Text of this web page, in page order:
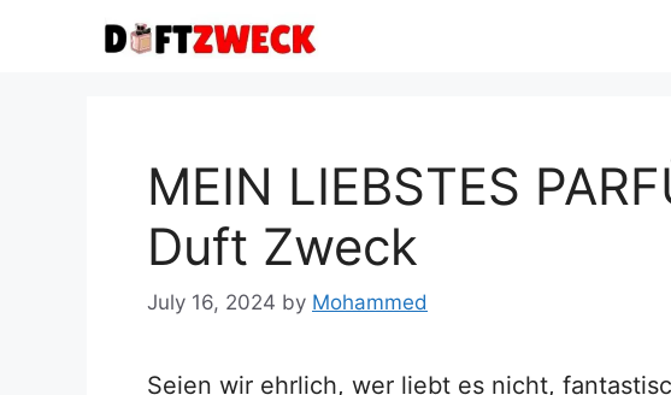
MEIN LIEBSTES
Duft Zweck
July 16, 2024 by Mohammed
Seien wir ehrlich, wer liebt es nicht,